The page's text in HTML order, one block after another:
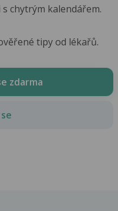
chytrým kalendářem.
tipy od lékařů.
zdarma